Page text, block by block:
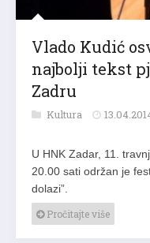
Vlado Kudić
najbolji tekst
Zadru
Kultura
U HNK Zadar, 11.
20.00 sati održan je
dolazi”.
Pročitajte više